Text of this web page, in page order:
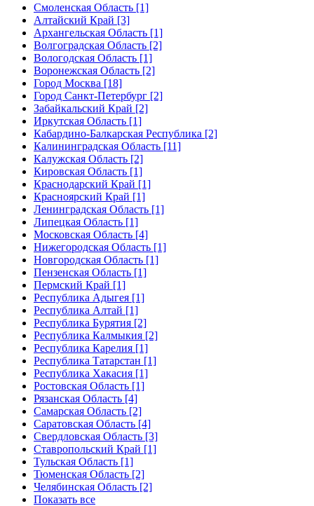
Смоленская Область [1]
Алтайский Край [3]
Архангельская Область [1]
Волгоградская Область [2]
Вологодская Область [1]
Воронежская Область [2]
Город Москва [18]
Город Санкт-Петербург [2]
Забайкальский Край [2]
Иркутская Область [1]
Кабардино-Балкарская Республика [2]
Калининградская Область [11]
Калужская Область [2]
Кировская Область [1]
Краснодарский Край [1]
Красноярский Край [1]
Ленинградская Область [1]
Липецкая Область [1]
Московская Область [4]
Нижегородская Область [1]
Новгородская Область [1]
Пензенская Область [1]
Пермский Край [1]
Республика Адыгея [1]
Республика Алтай [1]
Республика Бурятия [2]
Республика Калмыкия [2]
Республика Карелия [1]
Республика Татарстан [1]
Республика Хакасия [1]
Ростовская Область [1]
Рязанская Область [4]
Самарская Область [2]
Саратовская Область [4]
Свердловская Область [3]
Ставропольский Край [1]
Тульская Область [1]
Тюменская Область [2]
Челябинская Область [2]
Показать все